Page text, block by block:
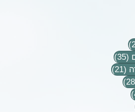
24 פוסטים
(35)
35 פוסטים
(21)
21 פוסטים
28 פוסטים
4 פוסטים